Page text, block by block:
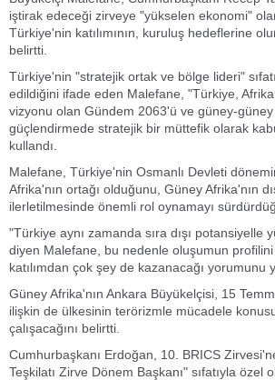
iştirak edeceği zirveye "yükselen ekonomi"
Türkiye'nin katılımının, kuruluş hedeflerine
belirtti.
Türkiye'nin "stratejik ortak ve bölge lideri"
edildiğini ifade eden Malefane, "Türkiye,
vizyonu olan Gündem 2063'ü ve güney-
güçlendirmede stratejik bir müttefik olarak
kullandı.
Malefane, Türkiye'nin Osmanlı Devleti
Afrika'nın ortağı olduğunu, Güney Afrika'nın
ilerletilmesinde önemli rol oynamayı
"Türkiye aynı zamanda sıra dışı potansiyelle
diyen Malefane, bu nedenle oluşumun profilini
katılımdan çok şey de kazanacağı yorumunu
Güney Afrika'nın Ankara Büyükelçisi, 15
ilişkin de ülkesinin terörizmle mücadele
çalışacağını belirtti.
Cumhurbaşkanı Erdoğan, 10. BRICS
Teşkilatı Zirve Dönem Başkanı" sıfatıyla özel